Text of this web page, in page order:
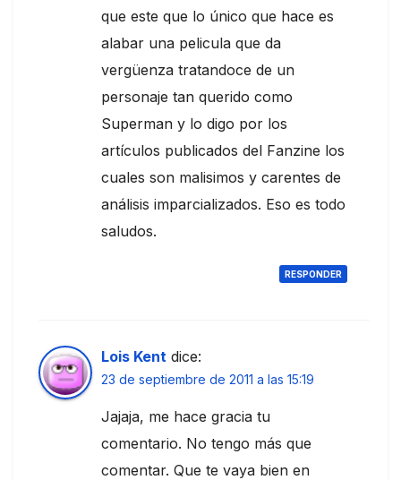
que este que lo único que hace es
alabar una pelicula que da
vergüenza tratandoce de un
personaje tan querido como
Superman y lo digo por los
artículos publicados del Fanzine los
cuales son malisimos y carentes de
análisis imparcializados. Eso es todo
saludos.
RESPONDER
Lois Kent dice:
23 de septiembre de 2011 a las 15:19
Jajaja, me hace gracia tu
comentario. No tengo más que
comentar. Que te vaya bien en